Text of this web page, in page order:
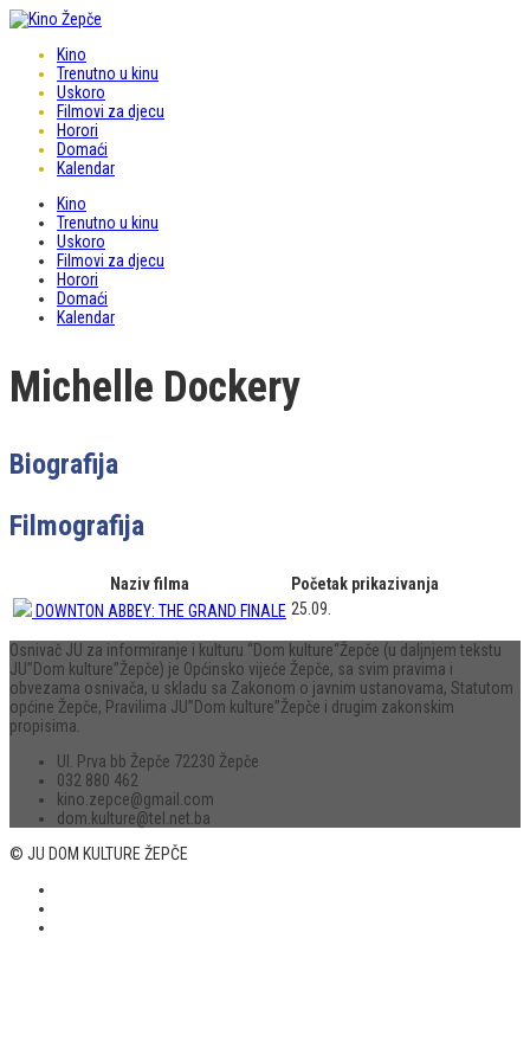
Kino
Trenutno u kinu
Uskoro
Filmovi za djecu
Horori
Domaći
Kalendar
Kino
Trenutno u kinu
Uskoro
Filmovi za djecu
Horori
Domaći
Kalendar
Michelle Dockery
Biografija
Filmografija
Naziv filma
Početak prikazivanja
DOWNTON ABBEY: THE GRAND FINALE 25.09.
Osnivač JU za informiranje i kulturu “Dom kulture“Žepče (u daljnjem tekstu
JU”Dom kulture”Žepče) je Općinsko vijeće Žepče, sa svim pravima i
obvezama osnivača, u skladu sa Zakonom o javnim ustanovama, Statutom
općine Žepče, Pravilima JU”Dom kulture”Žepče i drugim zakonskim
propisima.
Ul. Prva bb Žepče 72230 Žepče
032 880 462
kino.zepce@gmail.com
dom.kulture@tel.net.ba
© JU DOM KULTURE ŽEPČE